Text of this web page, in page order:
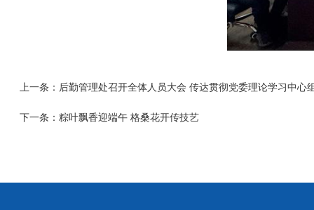
上一条： 后勤管理处召开全体人员大会 传达贯彻党委理论学习中
下一条： 粽叶飘香迎端午 格桑花开传技艺